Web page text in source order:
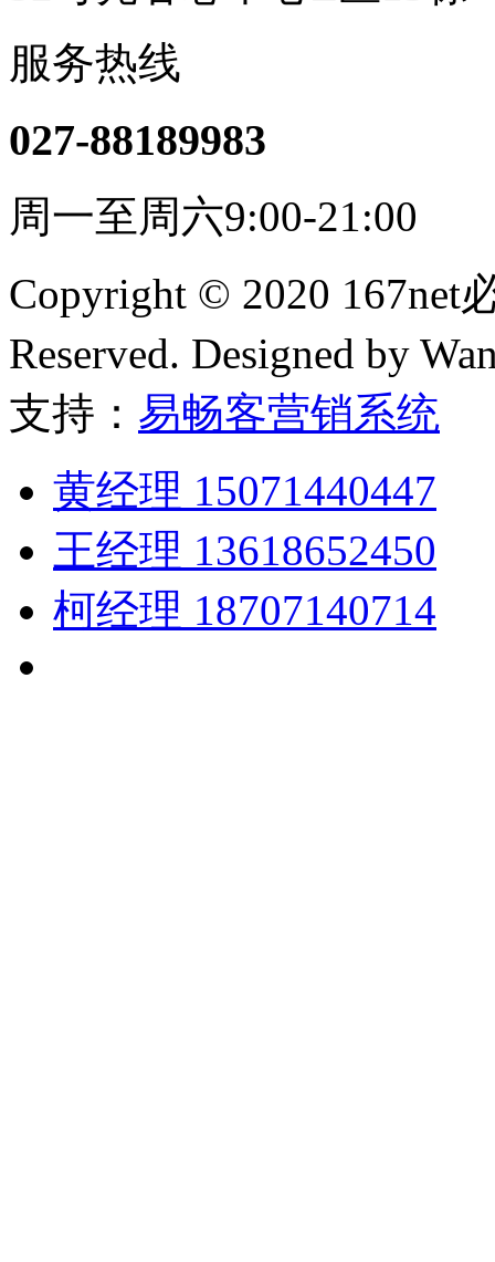
服务热线
027-88189983
周一至周六9:00-21:00
Copyright © 2020 167net
Reserved. Designed by
支持： 易畅客营销系统
黄经理 15071440447
王经理 13618652450
柯经理 18707140714